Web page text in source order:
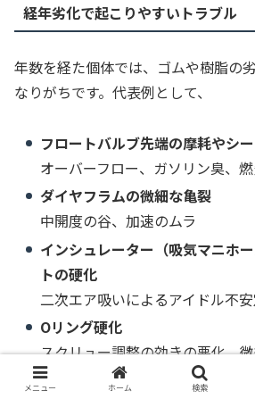
経年劣化で起こりやすいトラブル
年数を経た個体では、ゴムや樹脂の
なりがちです。代表例として、
フロートバルブ先端の摩耗やシ
オーバーフロー、ガソリン臭、
ダイヤフラムの微細な亀裂
中開度の谷、加速のムラ
インシュレーター（吸気マニホ
トの硬化
二次エア吸いによるアイドル不
Oリング硬化
スクリュー調整の効きの悪化、
メニュー ホーム 検索